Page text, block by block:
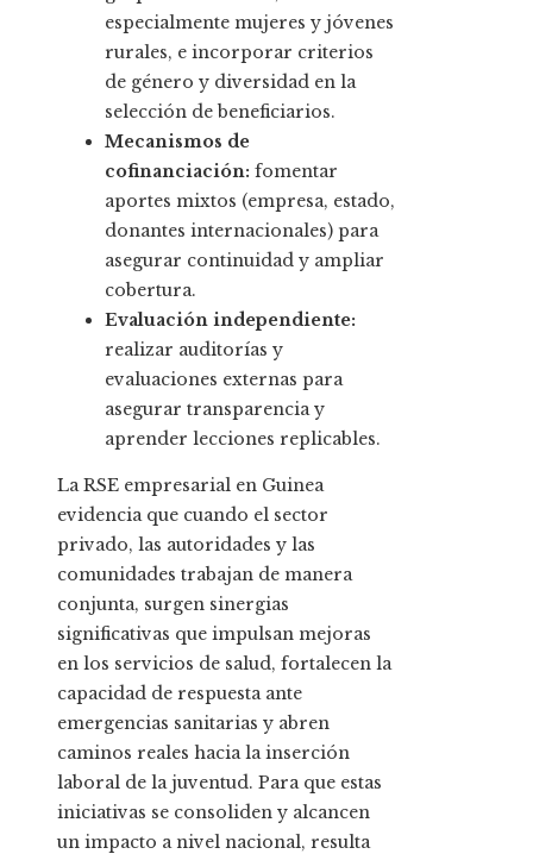
especialmente mujeres y jóvenes
rurales, e incorporar criterios
de género y diversidad en la
selección de beneficiarios.
Mecanismos de
cofinanciación: fomentar
aportes mixtos (empresa, estado,
donantes internacionales) para
asegurar continuidad y ampliar
cobertura.
Evaluación independiente:
realizar auditorías y
evaluaciones externas para
asegurar transparencia y
aprender lecciones replicables.
La RSE empresarial en Guinea
evidencia que cuando el sector
privado, las autoridades y las
comunidades trabajan de manera
conjunta, surgen sinergias
significativas que impulsan mejoras
en los servicios de salud, fortalecen la
capacidad de respuesta ante
emergencias sanitarias y abren
caminos reales hacia la inserción
laboral de la juventud. Para que estas
iniciativas se consoliden y alcancen
un impacto a nivel nacional, resulta